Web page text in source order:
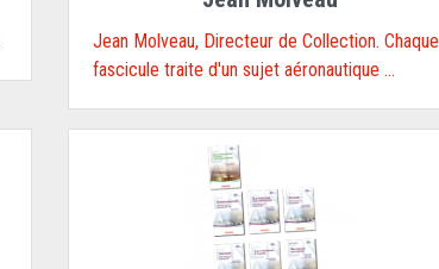
Jean Molveau, Directeur de Collection. Chaque
fascicule traite d'un sujet aéronautique ...